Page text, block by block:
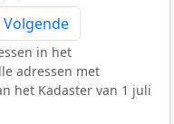
Volgende
in het
adressen met
het Kadaster van 1 juli